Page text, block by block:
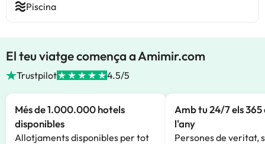
Piscina
El teu viatge comença a Amimir.com
Trustpilot 4.5/5
Més de 1.000.000 hotels
disponibles
Allotjaments disponibles per tot
Amb tu 24/7 els 365
l'any
Persones de veritat,